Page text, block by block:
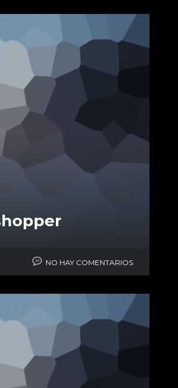
NO HAY COMENTARIOS